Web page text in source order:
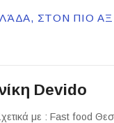
ΣΤΟΝ ΠΙΟ
Devido
με : Fast food